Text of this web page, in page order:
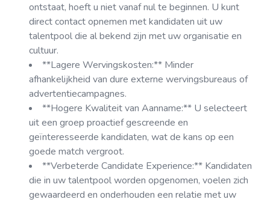
ontstaat, hoeft u niet vanaf nul te beginnen. U kunt
direct contact opnemen met kandidaten uit uw
talentpool die al bekend zijn met uw organisatie en
cultuur.
**Lagere Wervingskosten:** Minder
afhankelijkheid van dure externe wervingsbureaus of
advertentiecampagnes.
**Hogere Kwaliteit van Aanname:** U selecteert
uit een groep proactief gescreende en
geïnteresseerde kandidaten, wat de kans op een
goede match vergroot.
**Verbeterde Candidate Experience:** Kandidaten
die in uw talentpool worden opgenomen, voelen zich
gewaardeerd en onderhouden een relatie met uw